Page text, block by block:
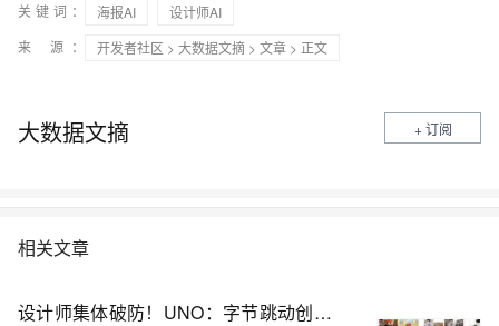
关键词：
海报AI
设计师AI
来 源：
开发者社区 > 大数据文摘 > 文章 > 正文
大数据文摘 + 订阅
相关文章
设计师集体破防！UNO：字节跳动创新AI图像生成框架，多个参考主体同框生成，位置/材质/光影完美对齐